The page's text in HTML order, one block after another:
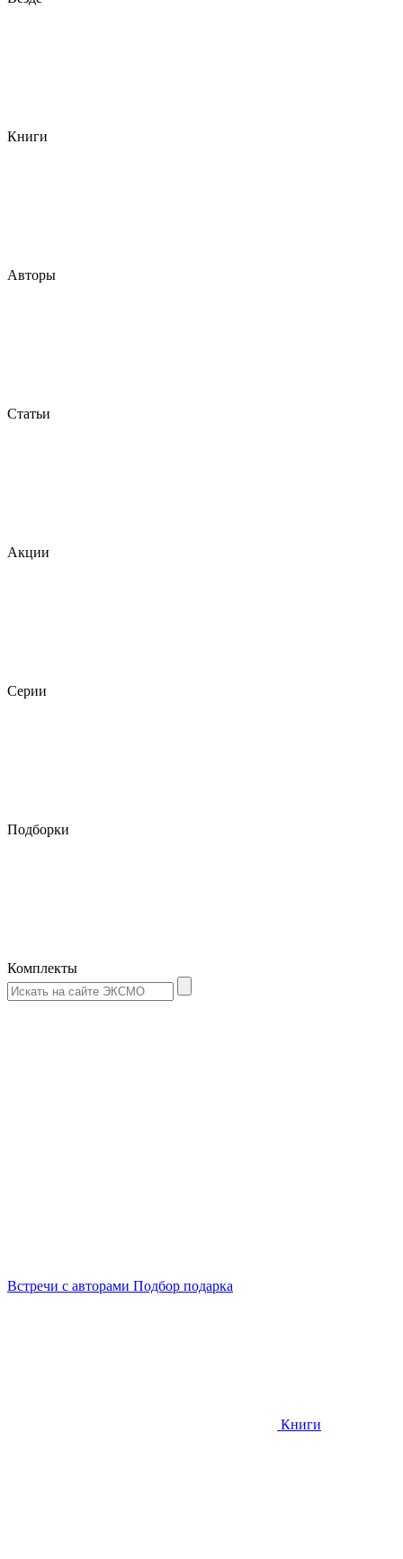
Книги
Авторы
Статьи
Акции
Серии
Подборки
Комплекты
Встречи с авторами Подбор подарка
Книги